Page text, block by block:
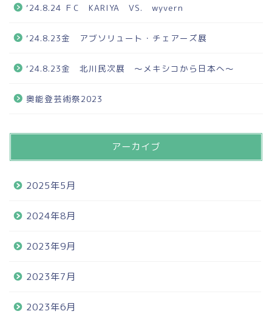
‘24.8.24 ＦC KARIYA VS. wyvern
‘24.8.23金 アブソリュート・チェアーズ展
‘24.8.23金 北川民次展 ～メキシコから日本へ～
奥能登芸術祭2023
アーカイブ
2025年5月
2024年8月
2023年9月
2023年7月
2023年6月